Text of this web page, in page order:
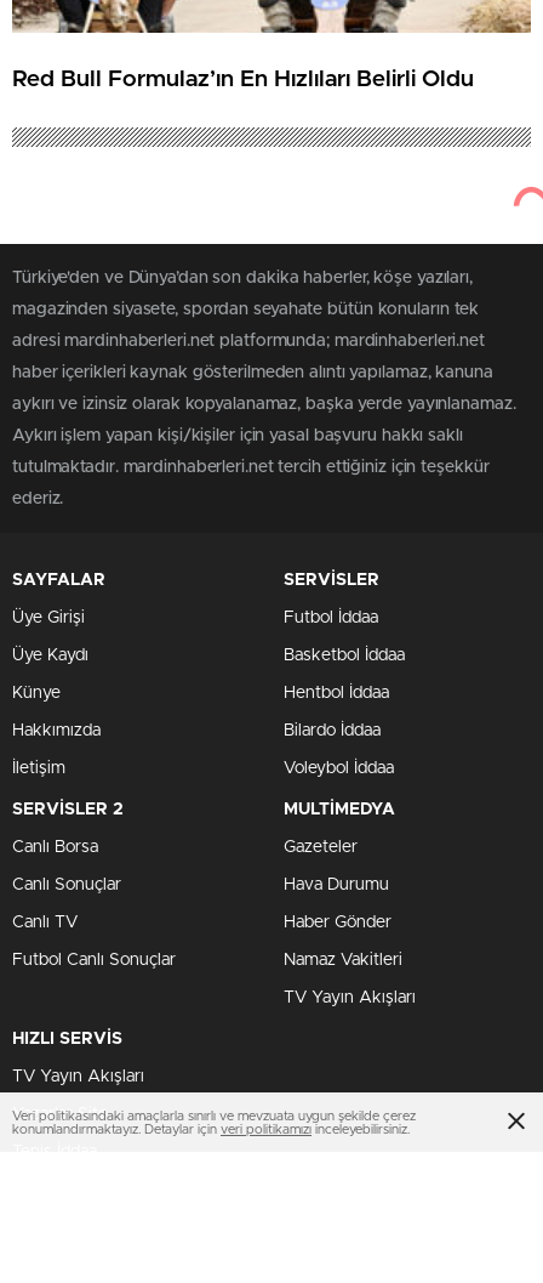
Red Bull Formulaz’ın En Hızlıları Belirli Oldu
Türkiye'den ve Dünya’dan son dakika haberler, köşe yazıları,
magazinden siyasete, spordan seyahate bütün konuların tek
adresi mardinhaberleri.net platformunda; mardinhaberleri.net
haber içerikleri kaynak gösterilmeden alıntı yapılamaz, kanuna
aykırı ve izinsiz olarak kopyalanamaz, başka yerde yayınlanamaz.
Aykırı işlem yapan kişi/kişiler için yasal başvuru hakkı saklı
tutulmaktadır. mardinhaberleri.net tercih ettiğiniz için teşekkür
ederiz.
SAYFALAR
Üye Girişi
Üye Kaydı
Künye
Hakkımızda
İletişim
SERVİSLER
Futbol İddaa
Basketbol İddaa
Hentbol İddaa
Bilardo İddaa
Voleybol İddaa
SERVİSLER 2
Canlı Borsa
Canlı Sonuçlar
Canlı TV
Futbol Canlı Sonuçlar
MULTİMEDYA
Gazeteler
Hava Durumu
Haber Gönder
Namaz Vakitleri
TV Yayın Akışları
HIZLI SERVİS
TV Yayın Akışları
Yazarlar Site
Veri politikasındaki amaçlarla sınırlı ve mevzuata uygun şekilde çerez
konumlandırmaktayız. Detaylar için veri politikamızı inceleyebilirsiniz.